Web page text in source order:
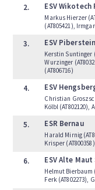
2. ESV
Markus Hierzer
(AT805421),
3. ESV
Kerstin Suntinger
Wurzinger
(AT806716)
4. ESV
Christian
Kölbl (AT802120),
5. ESR Bernau
Harald Mirnig
Krisper
6. ESV Alte
Helmut Bierbaum
Ferk (AT802273),